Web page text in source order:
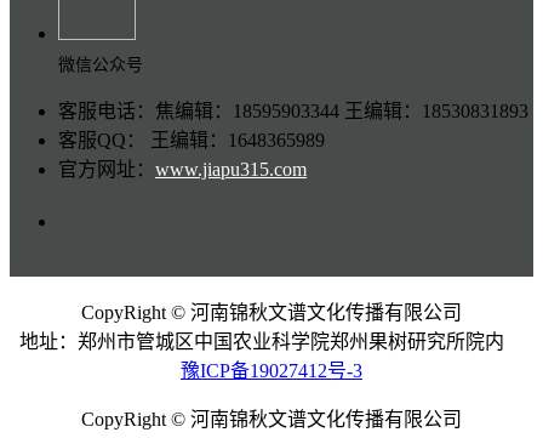
微信公众号
客服电话：焦编辑：18595903344 王编辑：18530831893
客服QQ： 王编辑：1648365989
官方网址： www.jiapu315.com
CopyRight © 河南锦秋文谱文化传播有限公司
地址：郑州市管城区中国农业科学院郑州果树研究所院内
豫ICP备19027412号-3
CopyRight © 河南锦秋文谱文化传播有限公司